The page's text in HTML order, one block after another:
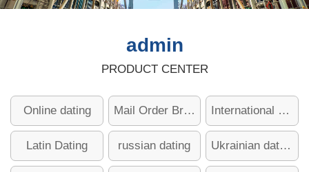
admin
PRODUCT CENTER
Online dating Mail Order Brides International dating
Latin Dating russian dating Ukrainian dating